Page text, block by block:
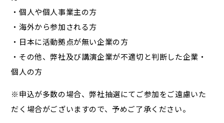
・個人や個人事業主の方
・海外から参加される方
・日本に活動拠点が無い企業の方
・その他、弊社及び講演企業が不適切と判断した企業・
個人の方
※申込が多数の場合、弊社抽選にてご参加をご遠慮いた
だく場合がございますので、予めご了承ください。